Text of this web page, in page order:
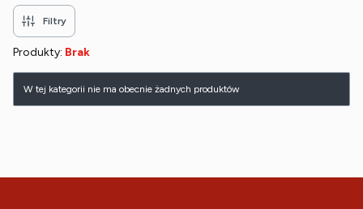
Filtry
Produkty: Brak
Lista produktów
W tej kategorii nie ma obecnie żadnych produktów